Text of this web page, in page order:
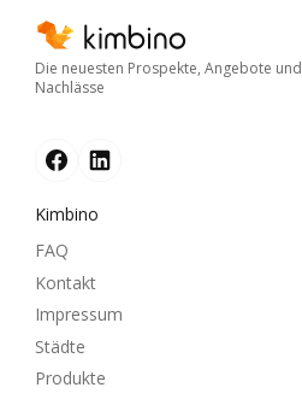
Die neuesten Prospekte, Angebote und
Nachlässe
Kimbino
FAQ
Kontakt
Impressum
Städte
Produkte